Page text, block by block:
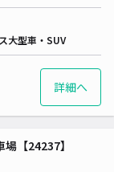
大型車・SUV
詳細へ
【24237】